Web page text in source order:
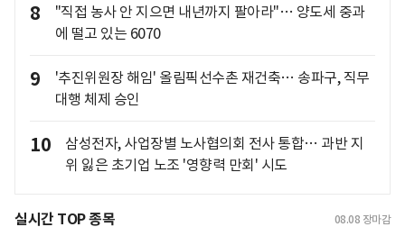
8
"직접 농사 안 지으면 내년까지 팔아라"… 양도세 중과
에 떨고 있는 6070
9
'추진위원장 해임' 올림픽선수촌 재건축… 송파구, 직무
대행 체제 승인
10
삼성전자, 사업장별 노사협의회 전사 통합… 과반 지
위 잃은 초기업 노조 '영향력 만회' 시도
실시간 TOP 종목 08.08 장마감